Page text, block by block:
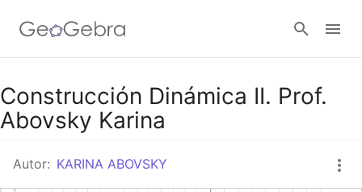
Google Classroom
Construcción Dinámica II. Prof.
Abovsky Karina
Autor: KARINA ABOVSKY